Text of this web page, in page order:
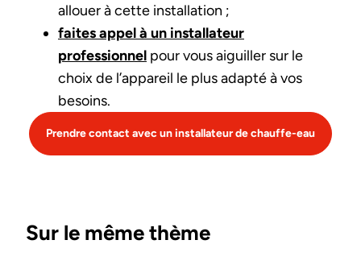
allouer à cette installation ;
faites appel à un installateur
professionnel pour vous aiguiller sur le
choix de l’appareil le plus adapté à vos
besoins.
Prendre contact avec un installateur de chauffe-eau
Sur le même thème